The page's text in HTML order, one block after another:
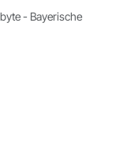
- Bayerische